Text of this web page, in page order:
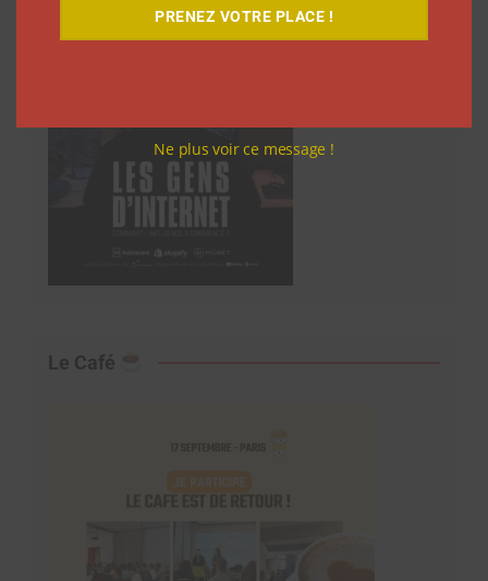
Le Café
PRENEZ VOTRE PLACE !
Ne plus voir ce message !